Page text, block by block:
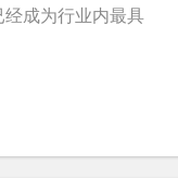
成为行业内最具